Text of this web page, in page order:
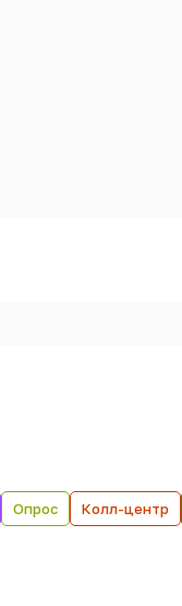
Опрос Колл-центр